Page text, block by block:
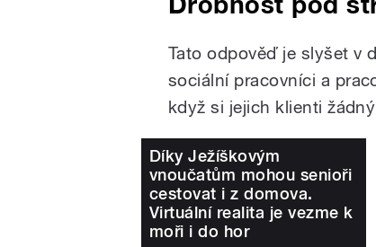
Tato odpověď je slyšet v
sociální pracovníci a
když si jejich klienti
Díky Ježíškovým
vnoučatům mohou senioři
cestovat i z domova.
Virtuální realita je vezme k
moři i do hor